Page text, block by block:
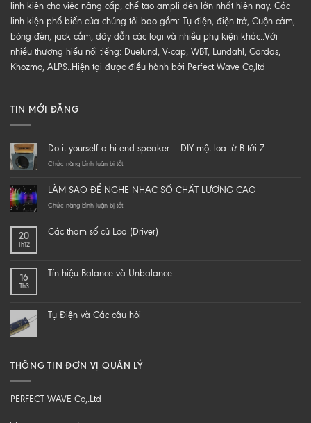
linh kiện cho việc nâng cấp, chế tạo ampli đèn lớn nhất hiện nay. Các
linh kiện phổ biến của chúng tôi bao gồm: Tụ điện, điện trở, Cuộn cảm,
bóng đèn, jack cắm, dây dẫn các loại và nhiều phụ kiện khác..Với
nhiều thương hiểu nổi tiếng: Duelund, V-cap, WBT, Lundahl, Cardas,
Khozmo, ALPS..Hiện tại được điều hành bởi Perfect Wave Co,ltd
TIN MỚI ĐĂNG
Do it yourself a hi-end speaker – DIY một loa từ B tới Z
Chức năng bình luận bị tắtở
yourself
a
speaker
loa
Z
LÀM SAO ĐỂ NGHE NHẠC SỐ CHẤT LƯỢNG CAO
Chức năng bình luận bị tắtở
ĐỂ
CHẤT
20
Th12
Các tham số củ Loa (Driver)
16
Th3
Tín hiệu Balance và Unbalance
Tụ Điện và Các câu hỏi
THÔNG TIN ĐƠN VỊ QUẢN LÝ
PERFECT WAVE Co,.Ltd